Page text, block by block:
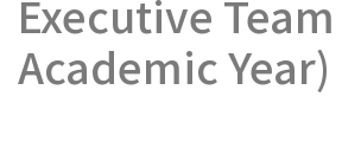
Executive
Academic Year)